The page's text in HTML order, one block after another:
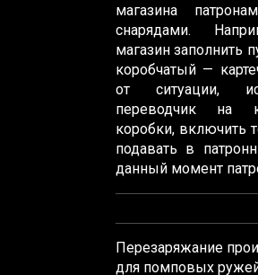
магазина
снарядами.
магазин заполнить
коробчатый —
от ситуации,
переводчик на
коробки, включить
подавать в
данный момент
Перезаряжание
для помповых